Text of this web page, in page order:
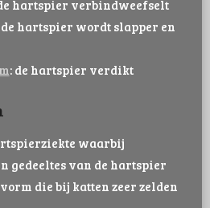
hartspier verbindweefselt
de hartspier wordt slapper en
: de hartspier verdikt
waarbij
gedeeltes van de hartspier
die bij katten zeer zelden